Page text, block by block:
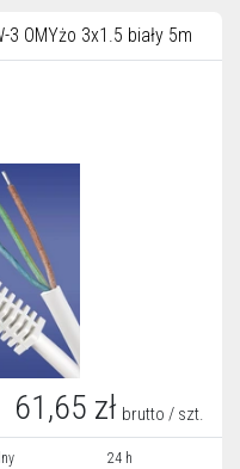
OMYżo 3x1.5 biały 5m
61,65 zł brutto / szt.
24 h